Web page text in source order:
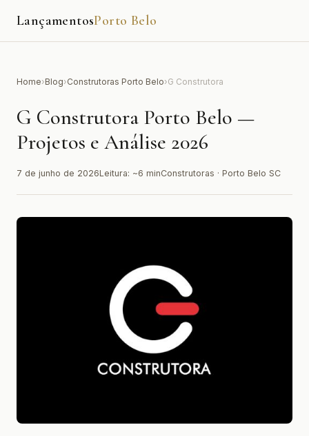
LançamentosPorto Belo
Home›Blog›Construtoras Porto Belo›G Construtora
G Construtora Porto Belo —
Projetos e Análise 2026
7 de junho de 2026Leitura: ~6 minConstrutoras · Porto Belo SC